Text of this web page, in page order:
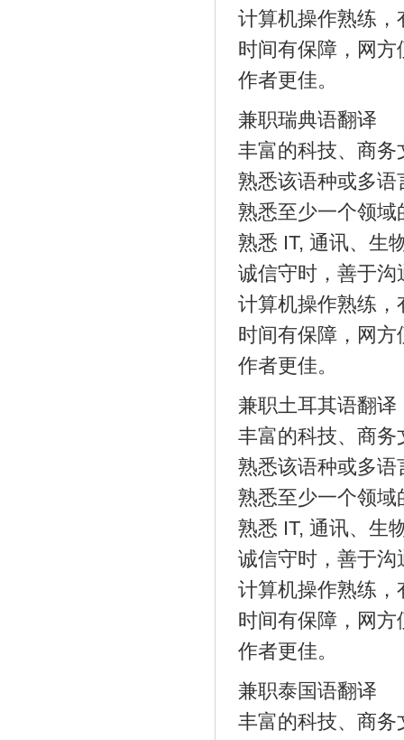
计算机操作熟练，
时间有保障，网
作者更佳。
兼职瑞典语翻译
丰富的科技、商务
熟悉该语种或多
熟悉至少一个领域
熟悉 IT, 通讯、生
诚信守时，善于
计算机操作熟练，
时间有保障，网
作者更佳。
兼职土耳其语翻译
丰富的科技、商务
熟悉该语种或多
熟悉至少一个领域
熟悉 IT, 通讯、生
诚信守时，善于
计算机操作熟练，
时间有保障，网
作者更佳。
兼职泰国语翻译
丰富的科技、商务